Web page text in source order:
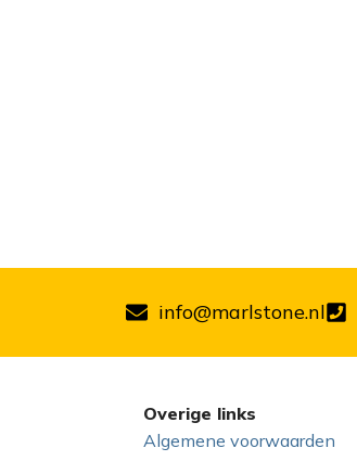
info@marlstone.nl
Overige links
Algemene voorwaarden